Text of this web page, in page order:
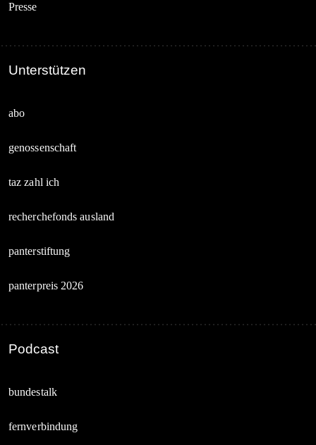
Presse
Unterstützen
abo
genossenschaft
taz zahl ich
recherchefonds ausland
panterstiftung
panterpreis 2026
Podcast
bundestalk
fernverbindung